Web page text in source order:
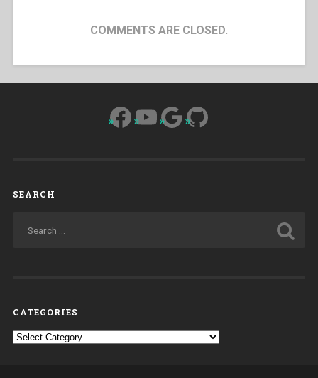
COMMENTS ARE CLOSED.
Facebook
YouTube
Google
GitHub
SEARCH
CATEGORIES
Categories